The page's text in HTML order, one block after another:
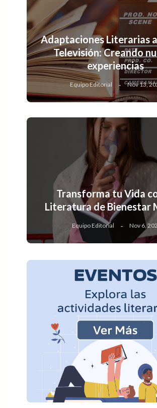
Adaptaciones Literarias
Televisión: Creando
experiencias
Equipo Editorial Nov 13,
Transforma tu Vida
Literatura de Bienestar
Equipo Editorial Nov 6,